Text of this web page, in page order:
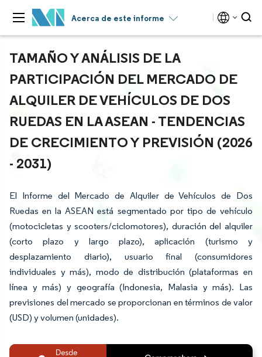
Acerca de este informe
TAMAÑO Y ANÁLISIS DE LA
PARTICIPACIÓN DEL MERCADO DE
ALQUILER DE VEHÍCULOS DE DOS
RUEDAS EN LA ASEAN - TENDENCIAS
DE CRECIMIENTO Y PREVISIÓN (2026
- 2031)
El Informe del Mercado de Alquiler de Vehículos de Dos
Ruedas en la ASEAN está segmentado por tipo de vehículo
(motocicletas y scooters/ciclomotores), duración del alquiler
(corto plazo y largo plazo), aplicación (turismo y
desplazamiento diario), usuario final (consumidores
individuales y más), modo de distribución (plataformas en
línea y más) y geografía (Indonesia, Malasia y más). Las
previsiones del mercado se proporcionan en términos de valor
(USD) y volumen (unidades).